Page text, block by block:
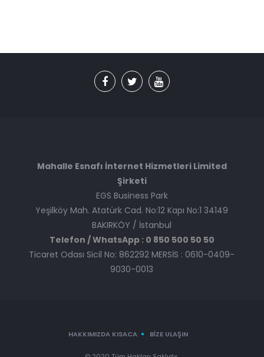
Mahalle Esnafı İnternet Hizmetleri Limited
Şirketi
EGS Business Park
Yeşilköy Mah. Atatürk Cad. No:12 Kapı No:1 34149
BAKIRKÖY / İstanbul
Telefon / WhatsApp : 0 850 500 50 50
Ticaret Odası Sicil No: 862292 MERSİS : 0610-0409-
9030-0013
HAKKIMIZDA KISACA BIZE ULAŞIN